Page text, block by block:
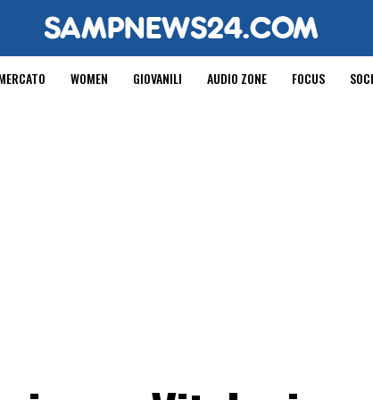
WOMEN GIOVANILI AUDIO ZONE FOCUS